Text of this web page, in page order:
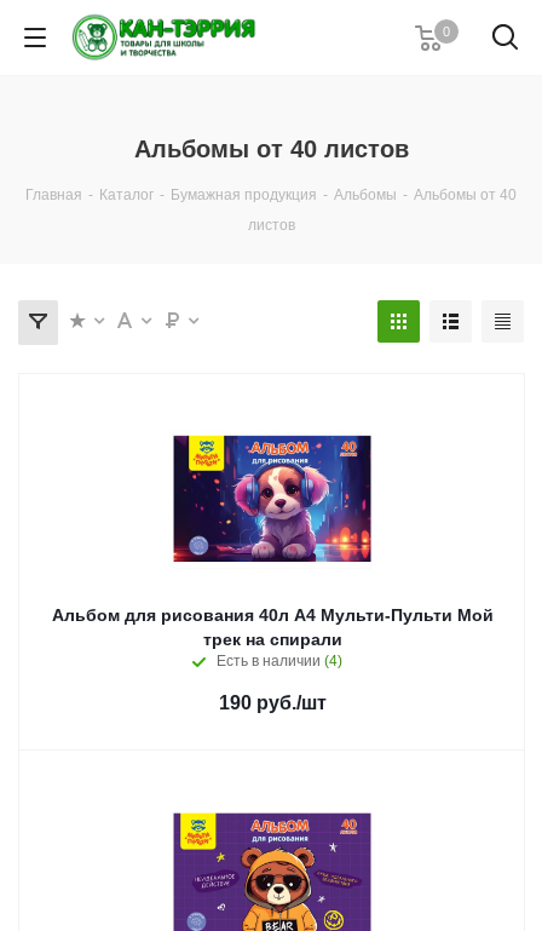
0
Альбомы от 40 листов
Главная - Каталог - Бумажная продукция - Альбомы - Альбомы от 40
листов
Альбом для рисования 40л А4 Мульти-Пульти Мой
трек на спирали
Есть в наличии (4)
190руб./шт